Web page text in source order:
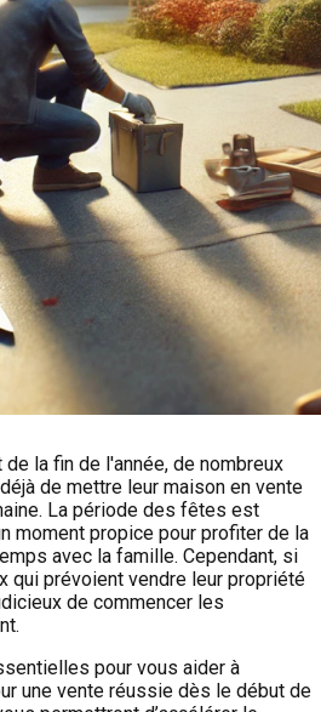
la fin de l'année, de nombreux
de mettre leur maison en vente
La période des fêtes est
moment propice pour profiter de la
avec la famille. Cependant, si
qui prévoient vendre leur propriété
de commencer les
pour vous aider à
une vente réussie dès le début de